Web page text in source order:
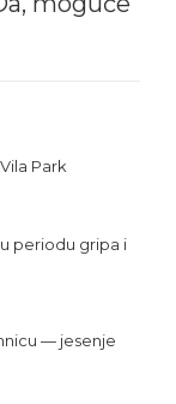
Park
periodu gripa i
— jesenje